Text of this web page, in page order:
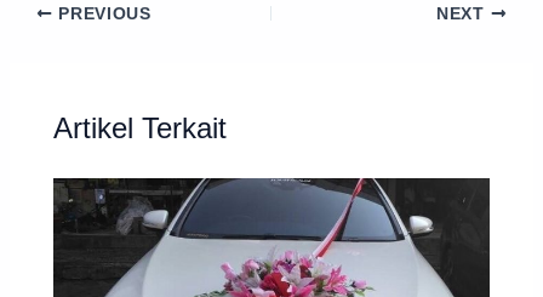
PREVIOUS NEXT
Artikel Terkait